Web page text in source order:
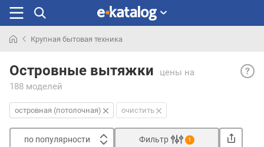
раньше
Крупная бытовая техника
Островные вытяжки цены на
188 моделей
—
от
островная (потолочная) очистить
по популярности Фильтр 1